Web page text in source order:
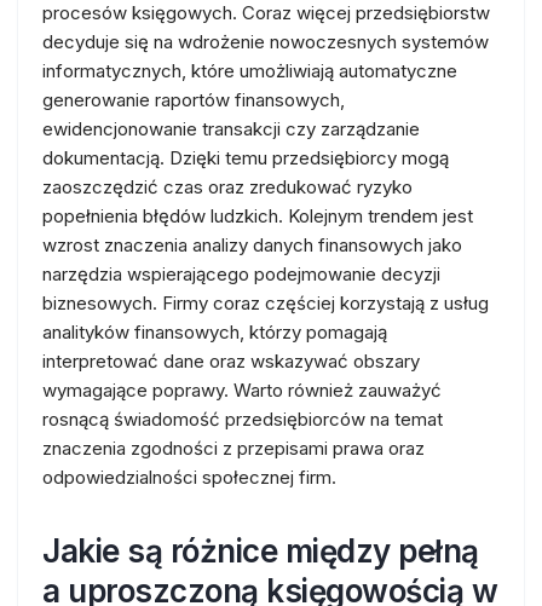
procesów księgowych. Coraz więcej przedsiębiorstw
decyduje się na wdrożenie nowoczesnych systemów
informatycznych, które umożliwiają automatyczne
generowanie raportów finansowych,
ewidencjonowanie transakcji czy zarządzanie
dokumentacją. Dzięki temu przedsiębiorcy mogą
zaoszczędzić czas oraz zredukować ryzyko
popełnienia błędów ludzkich. Kolejnym trendem jest
wzrost znaczenia analizy danych finansowych jako
narzędzia wspierającego podejmowanie decyzji
biznesowych. Firmy coraz częściej korzystają z usług
analityków finansowych, którzy pomagają
interpretować dane oraz wskazywać obszary
wymagające poprawy. Warto również zauważyć
rosnącą świadomość przedsiębiorców na temat
znaczenia zgodności z przepisami prawa oraz
odpowiedzialności społecznej firm.
Jakie są różnice między pełną
a uproszczoną księgowością w